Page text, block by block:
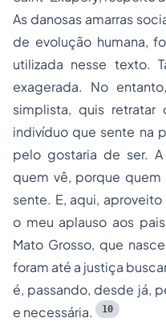
As danosas amarras
de evolução humana,
utilizada nesse texto.
exagerada. No
simplista, quis retratar
indivíduo que sente na
pelo gostaria de ser.
quem vê, porque quem
sente. E, aqui,
o meu aplauso aos
Mato Grosso, que
foram até a justiça
é, passando, desde já,
e necessária.
10